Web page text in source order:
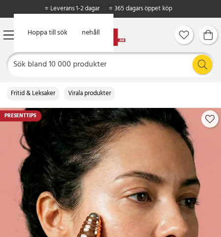
Hoppa till huvudinnehåll
Hoppa till sök
⭐ Leverans 1-2 dagar ⭐ 365 dagars öppet köp
Fritid & Leksaker Virala produkter
PRESENTTIPS